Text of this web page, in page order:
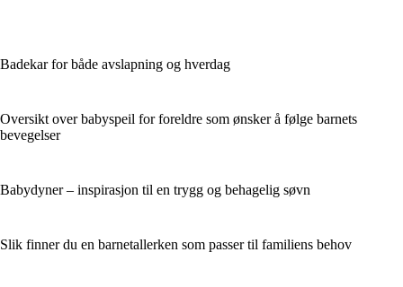
Badekar for både avslapning og hverdag
Oversikt over babyspeil for foreldre som ønsker å følge barnets
bevegelser
Babydyner – inspirasjon til en trygg og behagelig søvn
Slik finner du en barnetallerken som passer til familiens behov